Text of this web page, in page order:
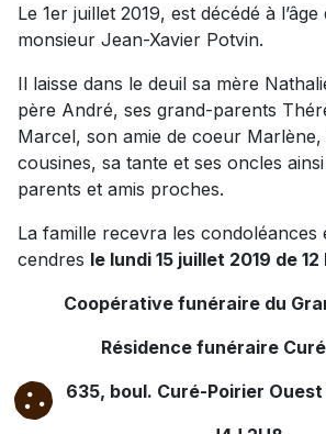
Le 1er juillet 2019, est décédé à
monsieur Jean-Xavier Potvin.
Il laisse dans le deuil sa mère
père André, ses grand-parents
Marcel, son amie de coeur
cousines, sa tante et ses oncles
parents et amis proches.
La famille recevra les condoléances
cendres le lundi 15 juillet 2019 de 12
Coopérative funéraire du
Résidence funéraire
635, boul. Curé-Poirier